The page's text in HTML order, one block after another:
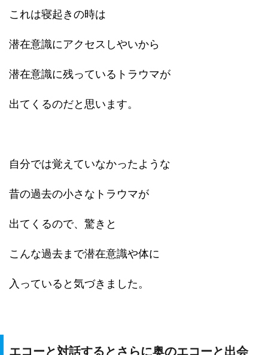
これは寝起きの時は
潜在意識にアクセスしやいから
潜在意識に残っているトラウマが
出てくるのだと思います。
自分では覚えていなかったような
昔の過去の小さなトラウマが
出てくるので、驚きと
こんな過去まで潜在意識や体に
入っていると気づきました。
エコーと対話するとさらに奥のエコーと出会